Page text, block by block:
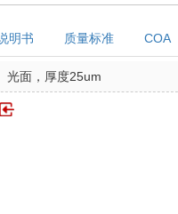
明书 质量标准 COA
光面，厚度25um